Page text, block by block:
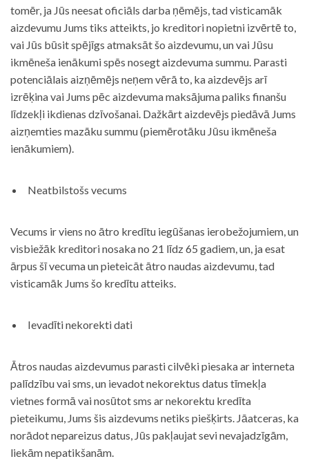
tomēr, ja Jūs neesat oficiāls darba ņēmējs, tad visticamāk
aizdevumu Jums tiks atteikts, jo kreditori nopietni izvērtē to,
vai Jūs būsit spējīgs atmaksāt šo aizdevumu, un vai Jūsu
ikmēneša ienākumi spēs nosegt aizdevuma summu. Parasti
potenciālais aizņēmējs neņem vērā to, ka aizdevējs arī
izrēķina vai Jums pēc aizdevuma maksājuma paliks finanšu
līdzekļi ikdienas dzīvošanai. Dažkārt aizdevējs piedāvā Jums
aizņemties mazāku summu (piemērotāku Jūsu ikmēneša
ienākumiem).
Neatbilstošs vecums
Vecums ir viens no ātro kredītu iegūšanas ierobežojumiem, un
visbiežāk kreditori nosaka no 21 līdz 65 gadiem, un, ja esat
ārpus šī vecuma un pieteicāt ātro naudas aizdevumu, tad
visticamāk Jums šo kredītu atteiks.
Ievadīti nekorekti dati
Ātros naudas aizdevumus parasti cilvēki piesaka ar interneta
palīdzību vai sms, un ievadot nekorektus datus tīmekļa
vietnes formā vai nosūtot sms ar nekorektu kredīta
pieteikumu, Jums šis aizdevums netiks piešķirts. Jāatceras, ka
norādot nepareizus datus, Jūs pakļaujat sevi nevajadzīgām,
liekām nepatikšanām.